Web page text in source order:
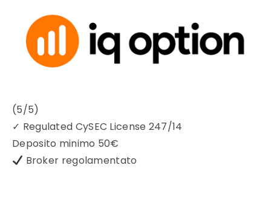
(5/5)
✓ Regulated CySEC License 247/14
Deposito minimo 50€
Broker regolamentato